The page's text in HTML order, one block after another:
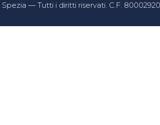
— Tutti i diritti riservati. C.F.